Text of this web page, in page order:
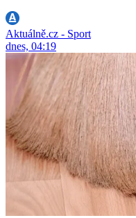
Aktuálně.cz - Sport
dnes, 04:19